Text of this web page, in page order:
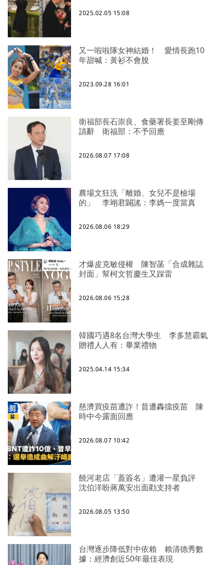
2025.02.05 15:08
又一啦啦隊女神結婚！ 愛情長跑10
年甜喊：黃衫不會脫
2023.09.28 16:01
衛福部長石崇良、食藥署長姜至剛傳
請辭 衛福部：不予回應
2026.08.07 17:08
農場文狂洗「離婚、女兒不是檢場
的」 李翊君闢謠：李媽一度當真
2026.08.06 18:29
才爆皮克敏侵權 陳智菡「合成雜誌
封面」幫柯文哲慶生又踩雷
2026.08.06 15:28
韓國巧遇8名台灣大學生 李多慧霸氣
贈禮人人有：畢業禮物
2025.04.14 15:34
慈濟買疫苗遭詐！昔遭轟擋疫苗 陳
時中今露面回應
2026.08.07 10:42
饒河老店「蓋簽名」遭灌一星負評
沈伯洋盼蔣萬安出面勸支持者
2026.08.05 13:50
台灣逐步降低對中依賴 賴清德秀數
據：經濟創近50年最佳表現